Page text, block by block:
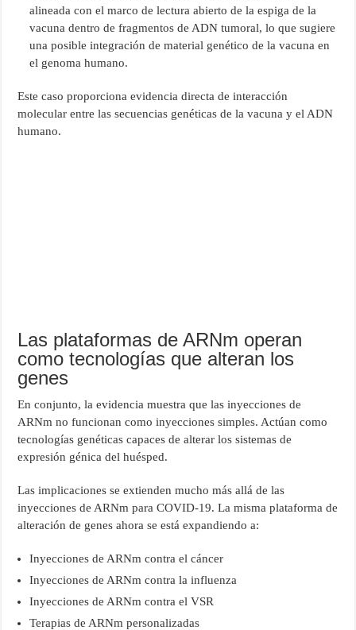
alineada con el marco de lectura abierto de la espiga de la
vacuna dentro de fragmentos de ADN tumoral, lo que sugiere
una posible integración de material genético de la vacuna en
el genoma humano.
Este caso proporciona evidencia directa de interacción
molecular entre las secuencias genéticas de la vacuna y el ADN
humano.
Las plataformas de ARNm operan
como tecnologías que alteran los
genes
En conjunto, la evidencia muestra que las inyecciones de
ARNm no funcionan como inyecciones simples. Actúan como
tecnologías genéticas capaces de alterar los sistemas de
expresión génica del huésped.
Las implicaciones se extienden mucho más allá de las
inyecciones de ARNm para COVID-19. La misma plataforma de
alteración de genes ahora se está expandiendo a:
Inyecciones de ARNm contra el cáncer
Inyecciones de ARNm contra la influenza
Inyecciones de ARNm contra el VSR
Terapias de ARNm personalizadas